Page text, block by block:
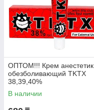
ОПТОМ!!! Крем анестетик
обезболивающий TKTX
38,39,40%
В наличии